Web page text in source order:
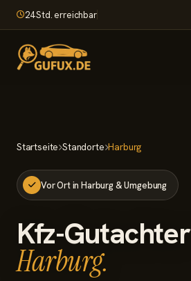
24 Std. erreichbar
Leistungen
Nach dem Unfall
Wissenswertes
Standorte
Startseite Standorte Harburg
Vor Ort in Harburg & Umgebung
Kfz-Gutachter
Harburg.